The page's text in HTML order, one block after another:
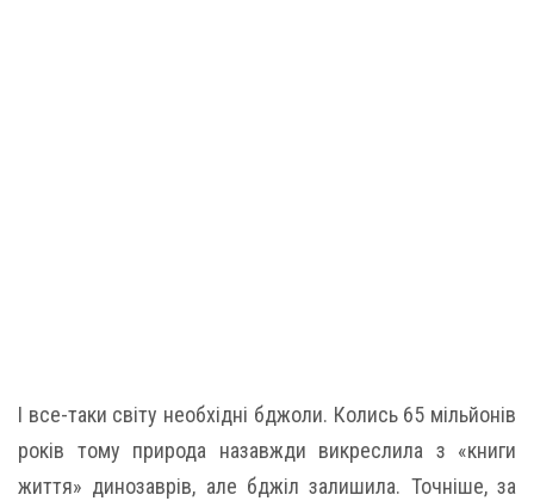
І все-таки світу необхідні бджоли. Колись 65 мільйонів
років тому природа назавжди викреслила з «книги
життя» динозаврів, але бджіл залишила. Точніше, за